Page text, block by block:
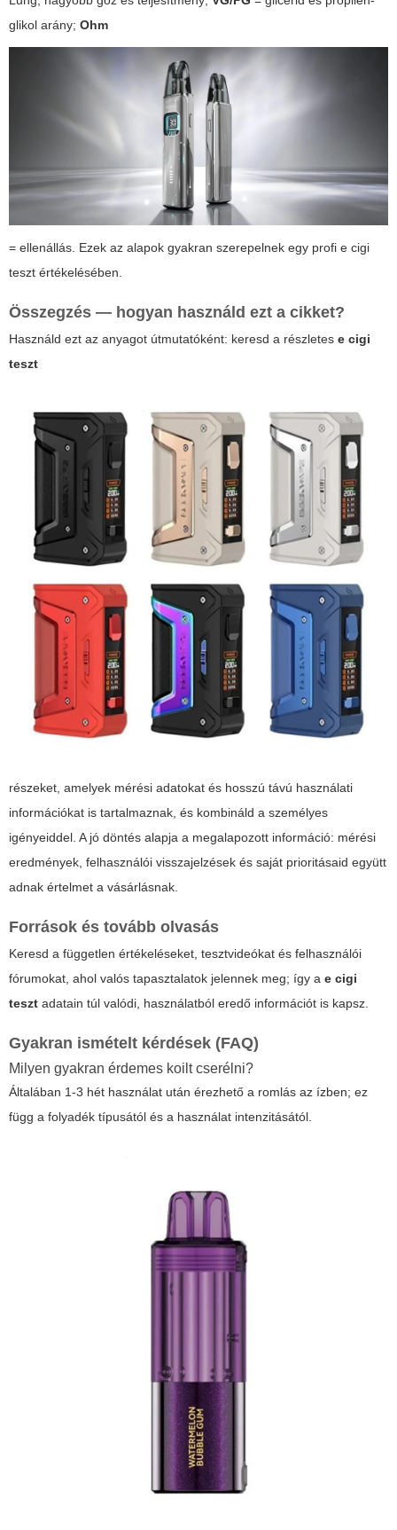
glikol arány; Ohm
= ellenállás. Ezek az alapok gyakran szerepelnek egy profi e cigi
teszt értékelésében.
Összegzés — hogyan használd ezt a cikket?
Használd ezt az anyagot útmutatóként: keresd a részletes e cigi
teszt
részeket, amelyek mérési adatokat és hosszú távú használati
információkat is tartalmaznak, és kombináld a személyes
igényeiddel. A jó döntés alapja a megalapozott információ: mérési
eredmények, felhasználói visszajelzések és saját prioritásaid együtt
adnak értelmet a vásárlásnak.
Források és tovább olvasás
Keresd a független értékeléseket, tesztvideókat és felhasználói
fórumokat, ahol valós tapasztalatok jelennek meg; így a e cigi
teszt adatain túl valódi, használatból eredő információt is kapsz.
Gyakran ismételt kérdések (FAQ)
Milyen gyakran érdemes koilt cserélni?
Általában 1-3 hét használat után érezhető a romlás az ízben; ez
függ a folyadék típusától és a használat intenzitásától.